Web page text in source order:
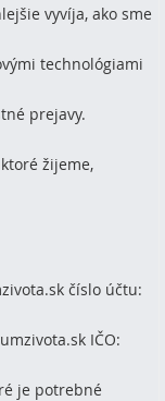
vyvíja, ako sme
technológiami
prejavy.
žijeme,
číslo účtu:
IČO:
je potrebné